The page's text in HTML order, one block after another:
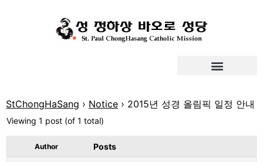
StChongHaSang › Notice › 2015년 성경 올림픽 일정 안내
Viewing 1 post (of 1 total)
Author Posts